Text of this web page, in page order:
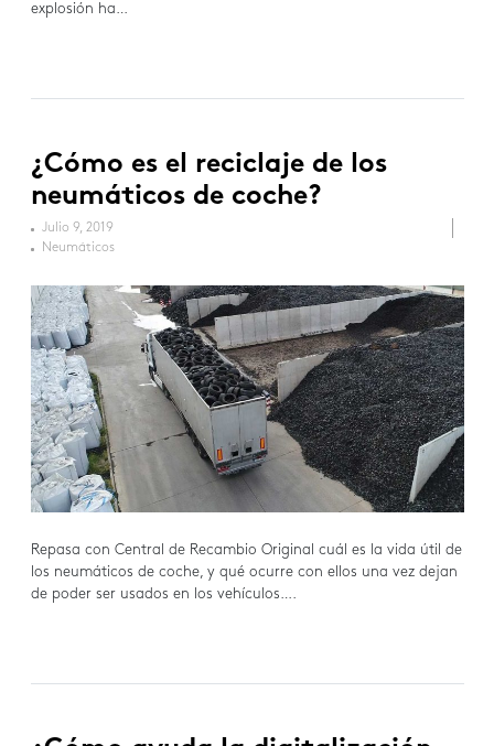
explosión ha…
¿Cómo es el reciclaje de los
neumáticos de coche?
Julio 9, 2019
Neumáticos
Repasa con Central de Recambio Original cuál es la vida útil de
los neumáticos de coche, y qué ocurre con ellos una vez dejan
de poder ser usados en los vehículos….